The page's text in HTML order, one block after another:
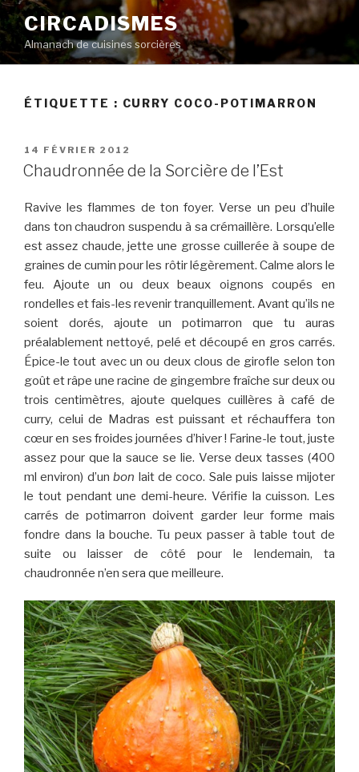
Aller
au
contenu
principal
CIRCADISMES
Almanach de cuisines sorcières
ÉTIQUETTE : CURRY COCO-POTIMARRON
PUBLIÉ
LE
14 FÉVRIER 2012
Chaudronnée de la Sorcière de l’Est
Ravive les flammes de ton foyer. Verse un peu d’huile
dans ton chaudron suspendu à sa crémaillère. Lorsqu’elle
est assez chaude, jette une grosse cuillerée à soupe de
graines de cumin pour les rôtir légèrement. Calme alors le
feu. Ajoute un ou deux beaux oignons coupés en
rondelles et fais-les revenir tranquillement. Avant qu’ils ne
soient dorés, ajoute un potimarron que tu auras
préalablement nettoyé, pelé et découpé en gros carrés.
Épice-le tout avec un ou deux clous de girofle selon ton
goût et râpe une racine de gingembre fraîche sur deux ou
trois centimètres, ajoute quelques cuillères à café de
curry, celui de Madras est puissant et réchauffera ton
cœur en ses froides journées d’hiver ! Farine-le tout, juste
assez pour que la sauce se lie. Verse deux tasses (400
ml environ) d’unbon lait de coco. Sale puis laisse mijoter
le tout pendant une demi-heure. Vérifie la cuisson. Les
carrés de potimarron doivent garder leur forme mais
fondre dans la bouche. Tu peux passer à table tout de
suite ou laisser de côté pour le lendemain, ta
chaudronnée n’en sera que meilleure.